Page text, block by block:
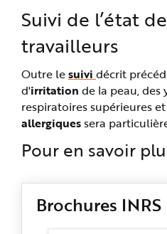
Suivi de l’état
travailleurs
Outre lesuivi décrit
d'irritation de la peau, des
respiratoires supérieures
allergiquessera
Pour en savoir
Brochures INRS